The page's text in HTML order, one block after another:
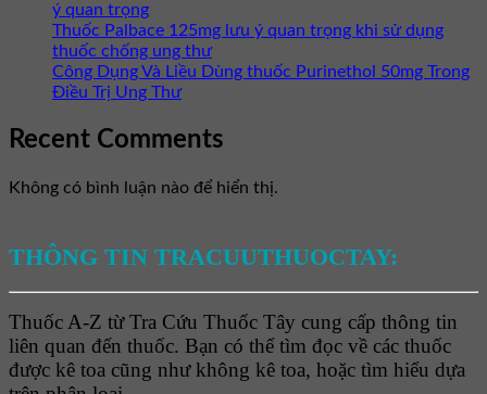
ý quan trọng
Thuốc Palbace 125mg lưu ý quan trọng khi sử dụng
thuốc chống ung thư
Công Dụng Và Liều Dùng thuốc Purinethol 50mg Trong
Điều Trị Ung Thư
Recent Comments
Không có bình luận nào để hiển thị.
THÔNG TIN TRACUUTHUOCTAY:
Thuốc A-Z từ Tra Cứu Thuốc Tây cung cấp thông tin
liên quan đến thuốc. Bạn có thể tìm đọc về các thuốc
được kê toa cũng như không kê toa, hoặc tìm hiểu dựa